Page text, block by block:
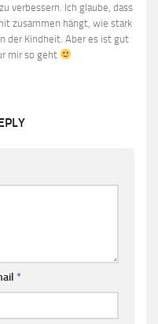
verbessern. Ich glaube, dass
zusammen hängt, wie stark
der Kindheit. Aber es ist gut
mir so geht
*